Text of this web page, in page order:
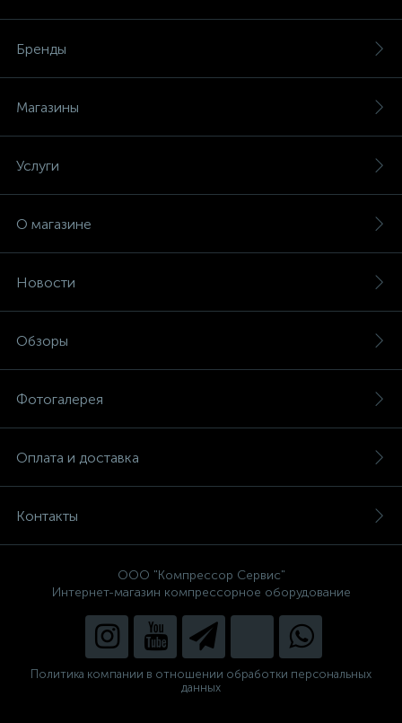
Бренды
Магазины
Услуги
О магазине
Новости
Обзоры
Фотогалерея
Оплата и доставка
Контакты
ООО "Компрессор Сервис"
Интернет-магазин компрессорное оборудование
Политика компании в отношении обработки персональных
данных